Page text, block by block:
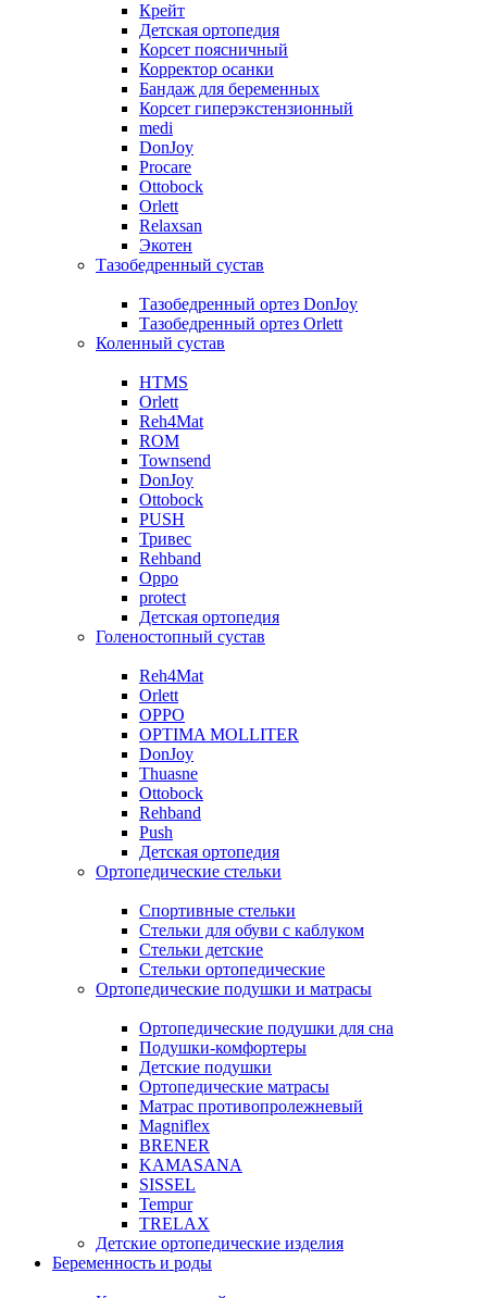
Крейт
Детская ортопедия
Корсет поясничный
Корректор осанки
Бандаж для беременных
Корсет гиперэкстензионный
medi
DonJoy
Procare
Ottobock
Orlett
Relaxsan
Экотен
Тазобедренный сустав
Тазобедренный ортез DonJoy
Тазобедренный ортез Orlett
Коленный сустав
HTMS
Orlett
Reh4Mat
ROM
Townsend
DonJoy
Ottobock
PUSH
Тривес
Rehband
Oppo
protect
Детская ортопедия
Голеностопный сустав
Reh4Mat
Orlett
OPPO
OPTIMA MOLLITER
DonJoy
Thuasne
Ottobock
Rehband
Push
Детская ортопедия
Ортопедические стельки
Спортивные стельки
Стельки для обуви с каблуком
Стельки детские
Стельки ортопедические
Ортопедические подушки и матрасы
Ортопедические подушки для сна
Подушки-комфортеры
Детские подушки
Ортопедические матрасы
Матрас противопролежневый
Magniflex
BRENER
KAMASANA
SISSEL
Tempur
TRELAX
Детские ортопедические изделия
Беременность и роды